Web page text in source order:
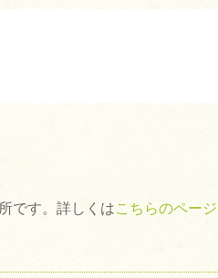
です。詳しくはこちらのページ